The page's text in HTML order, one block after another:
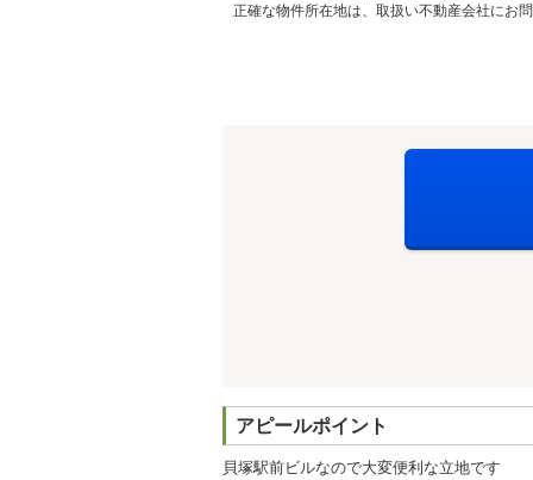
正確な物件所在地は、取扱い不動産会社にお
アピールポイント
貝塚駅前ビルなので大変便利な立地です